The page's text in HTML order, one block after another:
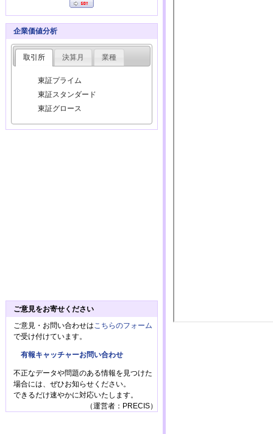
企業価値分析
取引所 決算月 業種
東証プライム
東証スタンダード
東証グロース
ご意見をお寄せください
ご意見・お問い合わせは こちらのフォーム
で受け付けています。
有報キャッチャーお問い合わせ
不正なデータや問題のある情報を見つけた
場合には、ぜひお知らせください。
できるだけ速やかに対応いたします。
（運営者：PRECIS）